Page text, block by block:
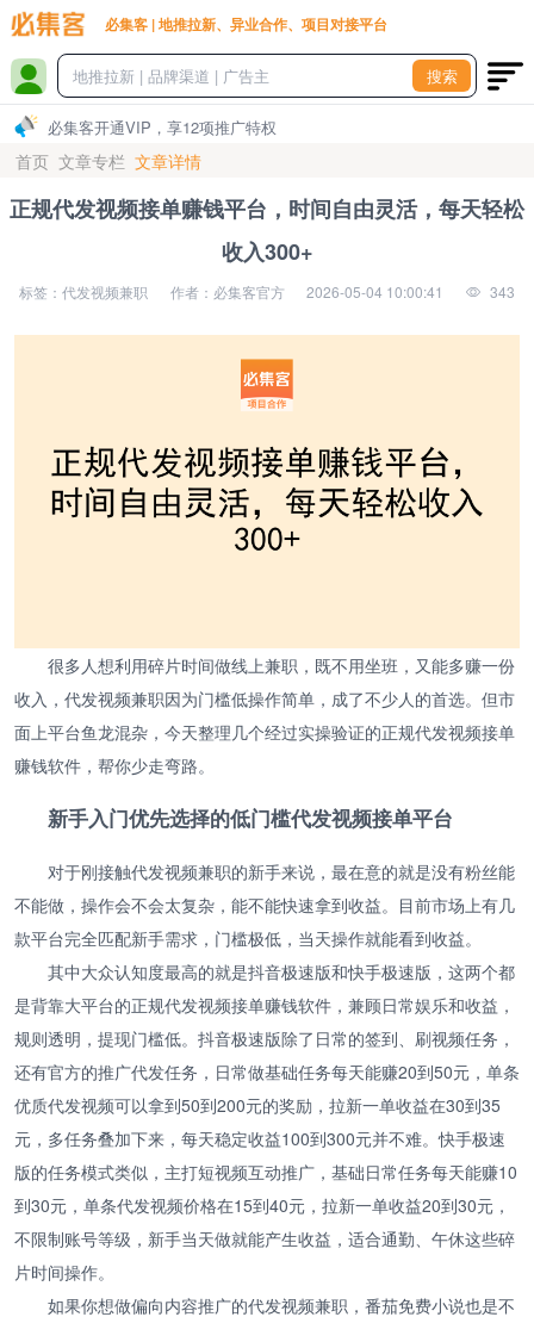
必集客 | 地推拉新、异业合作、项目对接平台
搜索
必集客开通VIP，享12项推广特权
首页 文章专栏 文章详情
正规代发视频接单赚钱平台，时间自由灵活，每天轻松
收入300+
标签：代发视频兼职 作者：必集客官方 2026-05-04 10:00:41 343
很多人想利用碎片时间做线上兼职，既不用坐班，又能多赚一份
收入，代发视频兼职因为门槛低操作简单，成了不少人的首选。但市
面上平台鱼龙混杂，今天整理几个经过实操验证的正规代发视频接单
赚钱软件，帮你少走弯路。
新手入门优先选择的低门槛代发视频接单平台
对于刚接触代发视频兼职的新手来说，最在意的就是没有粉丝能
不能做，操作会不会太复杂，能不能快速拿到收益。目前市场上有几
款平台完全匹配新手需求，门槛极低，当天操作就能看到收益。
其中大众认知度最高的就是抖音极速版和快手极速版，这两个都
是背靠大平台的正规代发视频接单赚钱软件，兼顾日常娱乐和收益，
规则透明，提现门槛低。抖音极速版除了日常的签到、刷视频任务，
还有官方的推广代发任务，日常做基础任务每天能赚20到50元，单条
优质代发视频可以拿到50到200元的奖励，拉新一单收益在30到35
元，多任务叠加下来，每天稳定收益100到300元并不难。快手极速
版的任务模式类似，主打短视频互动推广，基础日常任务每天能赚10
到30元，单条代发视频价格在15到40元，拉新一单收益20到30元，
不限制账号等级，新手当天做就能产生收益，适合通勤、午休这些碎
片时间操作。
如果你想做偏向内容推广的代发视频兼职，番茄免费小说也是不